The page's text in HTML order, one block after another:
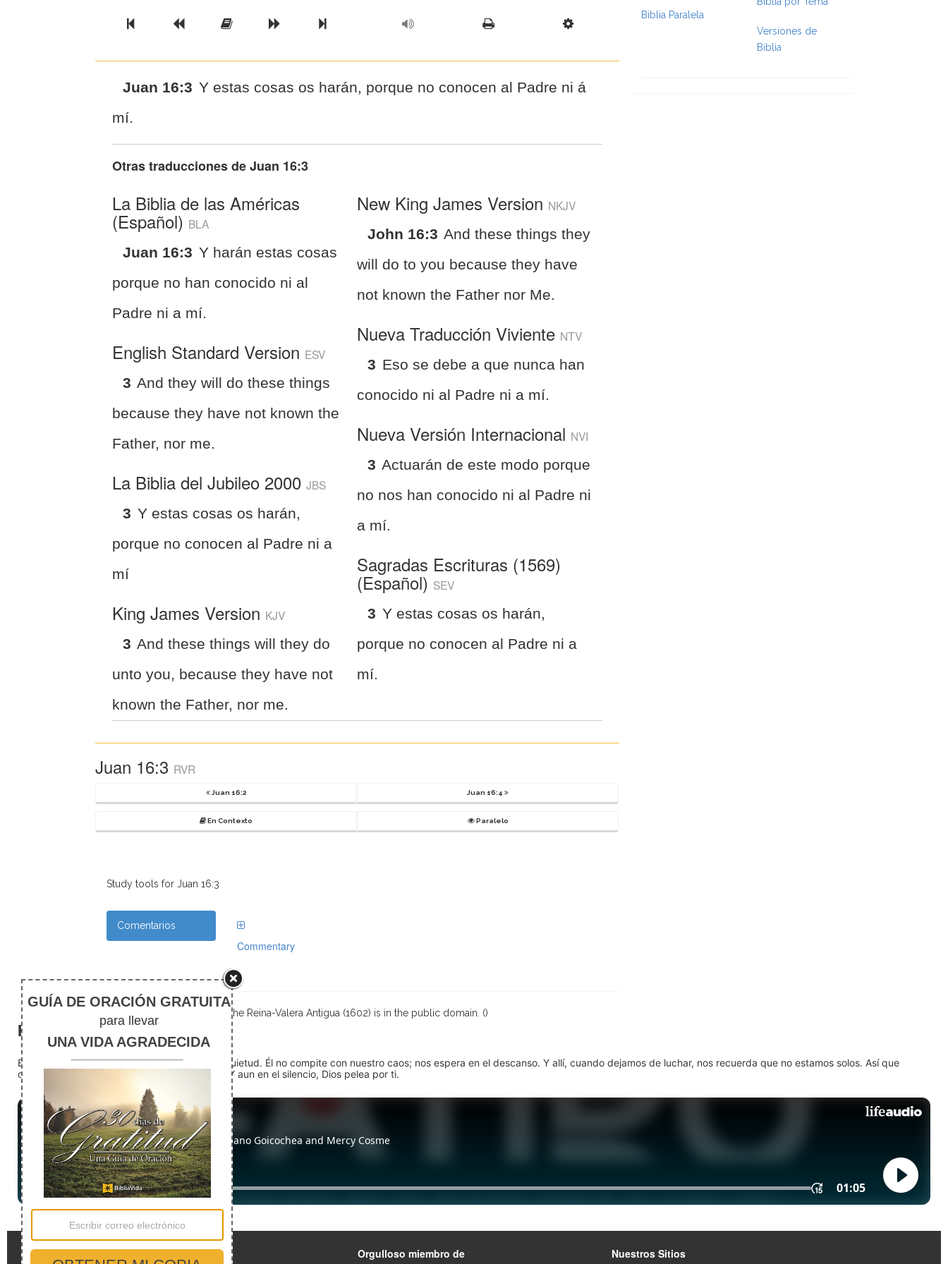
Previous BookPrevious Chapter
Read the Full Chapter
Next Chapter
Next Book Scripture Formatting
Juan 16:3 Y estas cosas os harán, porque no conocen al Padre ni á
mí.
Otras traducciones deJuan 16:3
La Biblia de las Américas
(Español) BLA
Juan 16:3 Y harán estas cosas
porque no han conocido ni al
Padre ni a mí.
English Standard Version ESV
3 And they will do these things
because they have not known the
Father, nor me.
La Biblia del Jubileo 2000JBS
3 Y estas cosas os harán,
porque no conocen al Padre ni a
mí
King James Version KJV
3 And these things will they do
unto you, because they have not
known the Father, nor me.
New King James Version NKJV
John 16:3 And these things they
will do to you because they have
not known the Father nor Me.
Nueva Traducción Viviente NTV
3 Eso se debe a que nunca han
conocido ni al Padre ni a mí.
Nueva Versión Internacional NVI
3 Actuarán de este modo porque
no nos han conocido ni al Padre ni
a mí.
Sagradas Escrituras (1569)
(Español) SEV
3 Y estas cosas os harán,
porque no conocen al Padre ni a
mí.
Juan 16:3 RVR
Juan 16:2 Juan 16:4
En Contexto Paralelo
Study tools for Juan 16:3
Comentarios
Commentary
The Reina-Valera Antigua (1602) is in the public domain. ()
Biblia Paralela
Versiones de
Biblia
El silencio
En medio del ruido, Dios nos encuentra en la quietud. Él no compite con nuestro caos; nos espera en el descanso. Y allí, cuando dejamos de luchar, nos recuerda que no estamos solos. Así que
detente (quédate quieto) Dios está presente. Y aun en el silencio, Dios pelea por ti.
Enlaces Rápidos Orgulloso miembro de Nuestros Sitios